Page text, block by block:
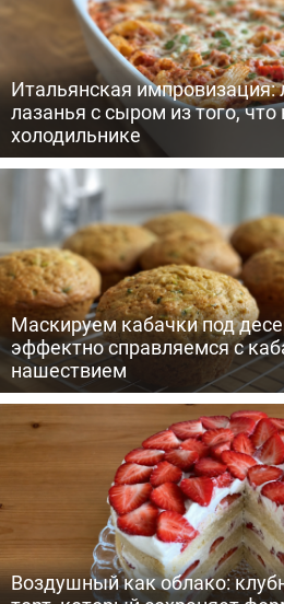
Итальянская
лазанья с сыром из того,
холодильнике
Маскируем кабачки под
эффектно справляемся с
нашествием
Воздушный как облако: